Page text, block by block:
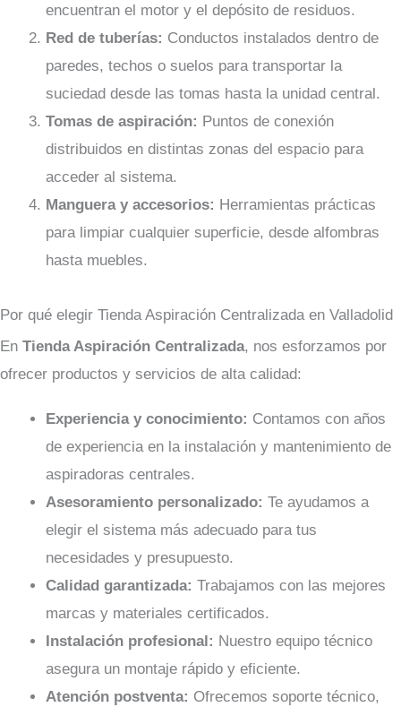
encuentran el motor y el depósito de residuos.
Red de tuberías: Conductos instalados dentro de
paredes, techos o suelos para transportar la
suciedad desde las tomas hasta la unidad central.
Tomas de aspiración: Puntos de conexión
distribuidos en distintas zonas del espacio para
acceder al sistema.
Manguera y accesorios: Herramientas prácticas
para limpiar cualquier superficie, desde alfombras
hasta muebles.
Por qué elegir Tienda Aspiración Centralizada en Valladolid
En Tienda Aspiración Centralizada, nos esforzamos por
ofrecer productos y servicios de alta calidad:
Experiencia y conocimiento: Contamos con años
de experiencia en la instalación y mantenimiento de
aspiradoras centrales.
Asesoramiento personalizado: Te ayudamos a
elegir el sistema más adecuado para tus
necesidades y presupuesto.
Calidad garantizada: Trabajamos con las mejores
marcas y materiales certificados.
Instalación profesional: Nuestro equipo técnico
asegura un montaje rápido y eficiente.
Atención postventa: Ofrecemos soporte técnico,